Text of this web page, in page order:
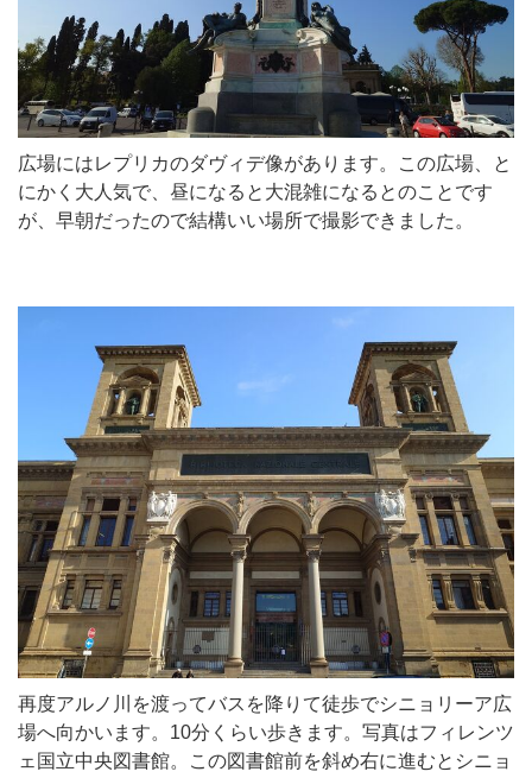
広場にはレプリカのダヴィデ像があります。この広場、と
にかく大人気で、昼になると大混雑になるとのことです
が、早朝だったので結構いい場所で撮影できました。
再度アルノ川を渡ってバスを降りて徒歩でシニョリーア広
場へ向かいます。10分くらい歩きます。写真はフィレンツ
ェ国立中央図書館。この図書館前を斜め右に進むとシニョ